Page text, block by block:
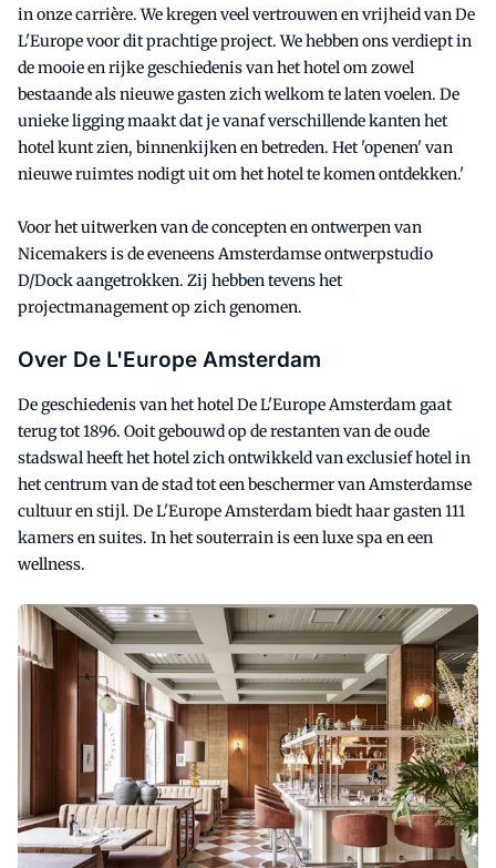
in onze carrière. We kregen veel vertrouwen en vrijheid van De
L'Europe voor dit prachtige project. We hebben ons verdiept in
de mooie en rijke geschiedenis van het hotel om zowel
bestaande als nieuwe gasten zich welkom te laten voelen. De
unieke ligging maakt dat je vanaf verschillende kanten het
hotel kunt zien, binnenkijken en betreden. Het 'openen' van
nieuwe ruimtes nodigt uit om het hotel te komen ontdekken.'
Voor het uitwerken van de concepten en ontwerpen van
Nicemakers is de eveneens Amsterdamse ontwerpstudio
D/Dock aangetrokken. Zij hebben tevens het
projectmanagement op zich genomen.
Over De L'Europe Amsterdam
De geschiedenis van het hotel De L'Europe Amsterdam gaat
terug tot 1896. Ooit gebouwd op de restanten van de oude
stadswal heeft het hotel zich ontwikkeld van exclusief hotel in
het centrum van de stad tot een beschermer van Amsterdamse
cultuur en stijl. De L'Europe Amsterdam biedt haar gasten 111
kamers en suites. In het souterrain is een luxe spa en een
wellness.